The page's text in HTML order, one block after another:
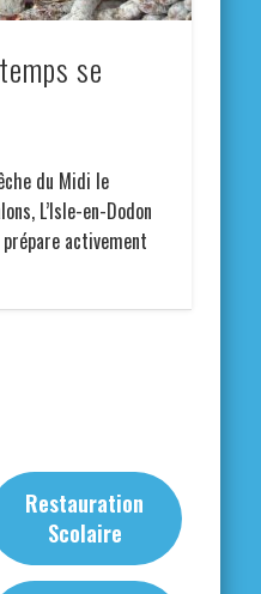
se
du Midi le
L’Isle-en-Dodon
activement
Restauration
Scolaire